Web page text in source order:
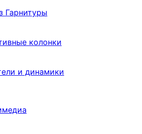
Гарнитуры
колонки
и динамики